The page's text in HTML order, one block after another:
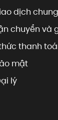
dịch chung
chuyển và
thanh
mật
lý